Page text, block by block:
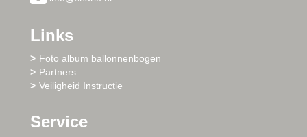
Links
Foto album ballonnenbogen
Partners
Veiligheid Instructie
Service